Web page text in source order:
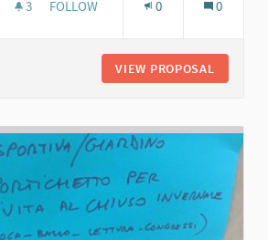
3 3 FOLLOWERS
FOLLOW 0 0
VIEW PROPOSAL